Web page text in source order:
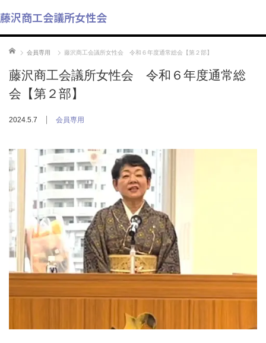
藤沢商工会議所女性会
ホーム 会員専用 藤沢商工会議所女性会 令和６年度通常総会【第２部】
藤沢商工会議所女性会 令和６年度通常総
会【第２部】
2024.5.7 会員専用